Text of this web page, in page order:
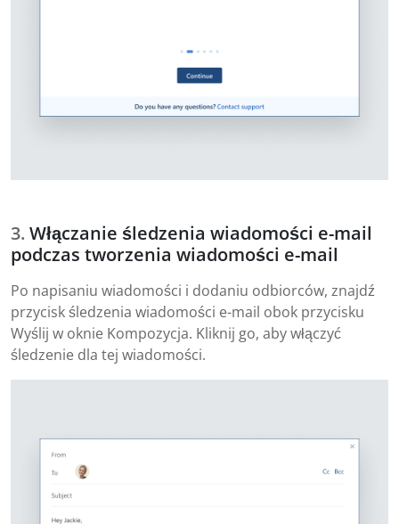
Włączanie śledzenia wiadomości e-mail
podczas tworzenia wiadomości e-mail
Po napisaniu wiadomości i dodaniu odbiorców, znajdź
przycisk śledzenia wiadomości e-mail obok przycisku
Wyślij w oknie Kompozycja. Kliknij go, aby włączyć
śledzenie dla tej wiadomości.